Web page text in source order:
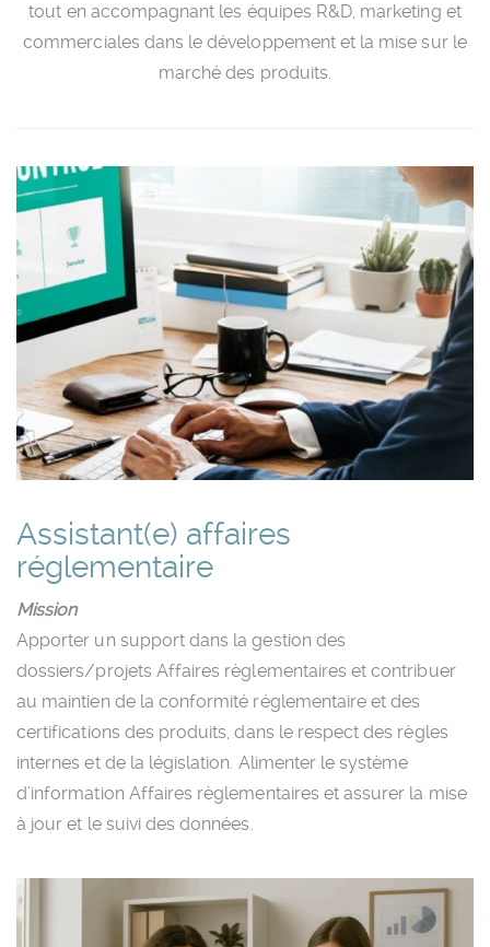
tout en accompagnant les équipes R&D, marketing et
commerciales dans le développement et la mise sur le
marché des produits.
Assistant(e) affaires
réglementaire
Mission
Apporter un support dans la gestion des
dossiers/projets Affaires règlementaires et contribuer
au maintien de la conformité réglementaire et des
certifications des produits, dans le respect des règles
internes et de la législation. Alimenter le système
d’information Affaires règlementaires et assurer la mise
à jour et le suivi des données.